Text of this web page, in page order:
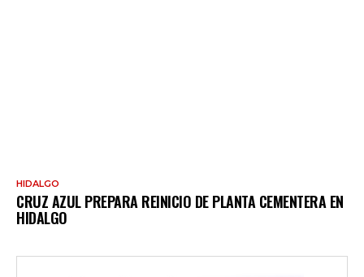
HIDALGO
CRUZ AZUL PREPARA REINICIO DE PLANTA CEMENTERA EN
HIDALGO